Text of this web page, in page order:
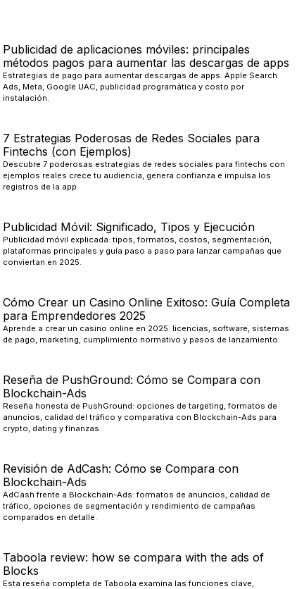
Publicidad de aplicaciones móviles: principales
métodos pagos para aumentar las descargas de apps
Estrategias de pago para aumentar descargas de apps: Apple Search
Ads, Meta, Google UAC, publicidad programática y costo por
instalación.
7 Estrategias Poderosas de Redes Sociales para
Fintechs (con Ejemplos)
Descubre 7 poderosas estrategias de redes sociales para fintechs con
ejemplos reales crece tu audiencia, genera confianza e impulsa los
registros de la app.
Publicidad Móvil: Significado, Tipos y Ejecución
Publicidad móvil explicada: tipos, formatos, costos, segmentación,
plataformas principales y guía paso a paso para lanzar campañas que
conviertan en 2025.
Cómo Crear un Casino Online Exitoso: Guía Completa
para Emprendedores 2025
Aprende a crear un casino online en 2025: licencias, software, sistemas
de pago, marketing, cumplimiento normativo y pasos de lanzamiento.
Reseña de PushGround: Cómo se Compara con
Blockchain-Ads
Reseña honesta de PushGround: opciones de targeting, formatos de
anuncios, calidad del tráfico y comparativa con Blockchain-Ads para
crypto, dating y finanzas.
Revisión de AdCash: Cómo se Compara con
Blockchain-Ads
AdCash frente a Blockchain-Ads: formatos de anuncios, calidad de
tráfico, opciones de segmentación y rendimiento de campañas
comparados en detalle.
Taboola review: how se compara with the ads of
Blocks
Esta reseña completa de Taboola examina las funciones clave,